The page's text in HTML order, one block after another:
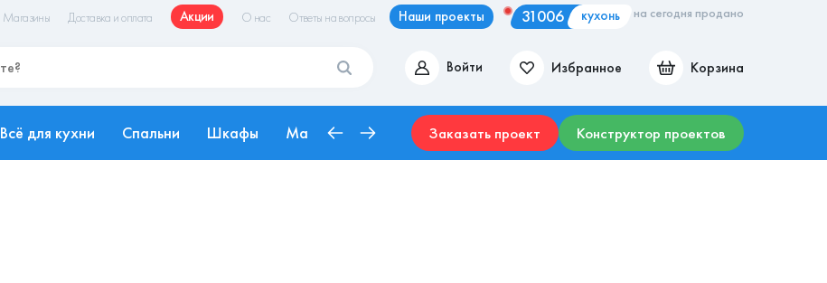
Магазины Доставка и оплата Акции О нас Ответы на вопросы Наши проекты 31006 кухонь на сегодня продано
Войти Избранное Корзина
Всё для кухни Спальни Шкафы Матрасы Рабочие места Гостиные Прихожие Столы
Заказать проект Конструктор проектов